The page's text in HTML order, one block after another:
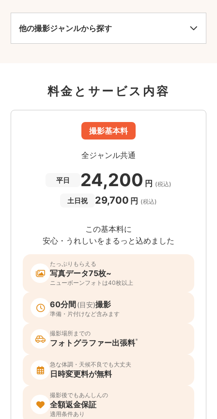
他の撮影ジャンルから探す
料金とサービス内容
撮影基本料
全ジャンル共通
平日 24,200 円 (税込)
土日祝 29,700 円 (税込)
この基本料に
安心・うれしいをまるっと込めました
たっぷりもらえる
写真データ75枚~
ニューボーンフォトは40枚以上
60分間(目安)撮影
準備・片付けなど含みます
撮影場所までの
フォトグラファー出張料*
急な体調・天候不良でも大丈夫
日時変更料が無料
撮影後でもあんしんの
全額返金保証
適用条件あり